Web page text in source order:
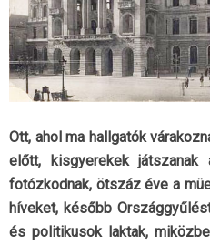
Ott, ahol ma hallgatók
előtt, kisgyerekek
fotózkodnak, ötszáz éve a
híveket, később
és politikusok laktak,